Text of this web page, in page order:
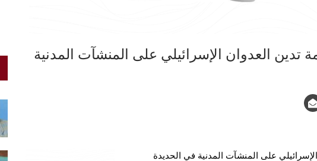
تدين العدوان الإسرائيلي على المنشآت المدنية
الإسرائيلي على المنشآت المدنية في الحديدة